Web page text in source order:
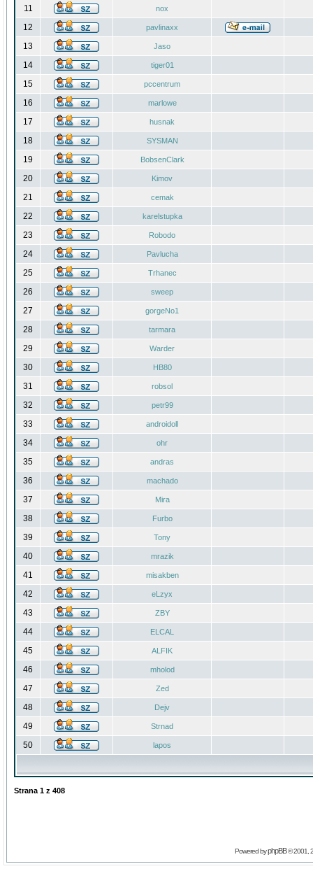
11 nox
12 pavlinaxx
13 Jaso
14 tiger01
15 pccentrum
16 marlowe
17 husnak
18 SYSMAN
19 BobsenClark
20 Kimov
21 cemak
22 karelstupka
23 Robodo
24 Pavlucha
25 Trhanec
26 sweep
27 gorgeNo1
28 tarmara
29 Warder
30 HB80
31 robsol
32 petr99
33 androidoll
34 ohr
35 andras
36 machado
37 Mira
38 Furbo
39 Tony
40 mrazik
41 misakben
42 eLzyx
43 ZBY
44 ELCAL
45 ALFIK
46 mholod
47 Zed
48 Dejv
49 Strnad
50 lapos
Strana 1 z 408
Powered byphpBB© 2001,